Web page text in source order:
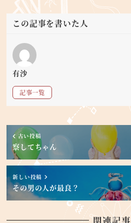
この記事を書いた人
有沙
記事一覧
古い投稿
察してちゃん
新しい投稿
その男の人が最良？
関連記事